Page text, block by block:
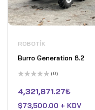
ROBOTIK
Burro Generation 8.2
üzerinden
0
aldı
(0)
4,321,871.27₺
$73,500.00 + KDV